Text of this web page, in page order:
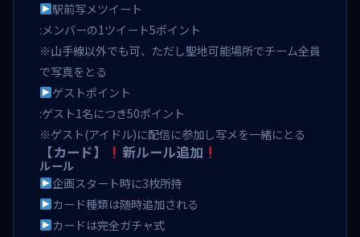
駅前写メツイート
:メンバーの1ツイート5ポイント
※山手線以外でも可、ただし聖地可能場所でチーム全員
で写真をとる
ゲストポイント
:ゲスト1名につき50ポイント
※ゲスト(アイドル)に配信に参加し写メを一緒にとる
【カード】 新ルール追加
ルール
企画スタート時に3枚所持
カード種類は随時追加される
カードは完全ガチャ式